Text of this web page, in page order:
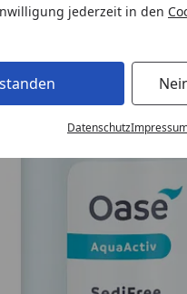
jederzeit in den
Datenschutz